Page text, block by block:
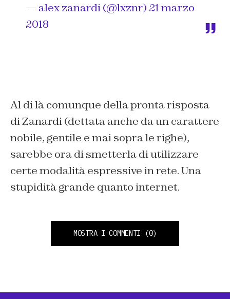
— alex zanardi (@lxznr) 21 marzo
2018
Al di là comunque della pronta risposta
di Zanardi (dettata anche da un carattere
nobile, gentile e mai sopra le righe),
sarebbe ora di smetterla di utilizzare
certe modalità espressive in rete. Una
stupidità grande quanto internet.
MOSTRA I COMMENTI (0)